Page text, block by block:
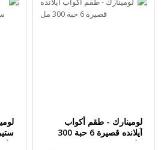
لومينارك - طقم أكواب
آيلانده قصيرة 6 حبة 300
مل
مل